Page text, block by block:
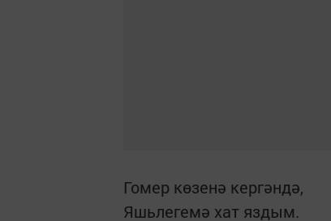
Гомер көзенә кергәндә,
Яшьлегемә хат яздым.